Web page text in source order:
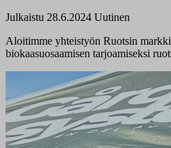
Julkaistu 28.6.2024 Uutinen
Aloitimme yhteistyön Ruotsin
biokaasuosaamisen tarjoamiseksi